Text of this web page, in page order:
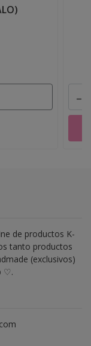
-
de productos K-
tanto productos
(exclusivos)
♡.